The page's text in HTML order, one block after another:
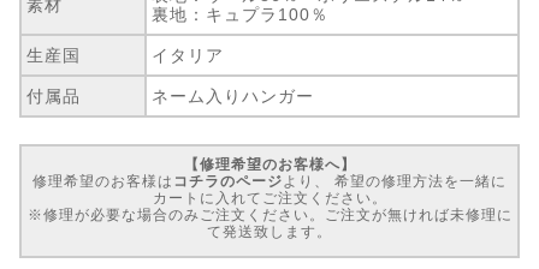
素材
裏地：キュプラ100％
生産国 イタリア
付属品 ネーム入りハンガー
【修理希望のお客様へ】
修理希望のお客様は コチラのページより、 希望の修理方法を一緒に
カートに入れてご注文ください。
※修理が必要な場合のみご注文ください。ご注文が無ければ未修理に
て発送致します。